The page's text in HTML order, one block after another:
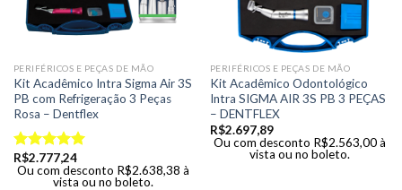
PERIFÉRICOS E PEÇAS DE MÃO
Kit Acadêmico Intra Sigma Air 3S
PB com Refrigeração 3 Peças
Rosa – Dentflex
Avaliação
5.00de 5
R$2.777,24
Ou com desconto R$2.638,38 à
vista ou no boleto.
PERIFÉRICOS E PEÇAS DE MÃO
Kit Acadêmico Odontológico
Intra SIGMA AIR 3S PB 3 PEÇAS
– DENTFLEX
R$2.697,89
Ou com desconto R$2.563,00 à
vista ou no boleto.